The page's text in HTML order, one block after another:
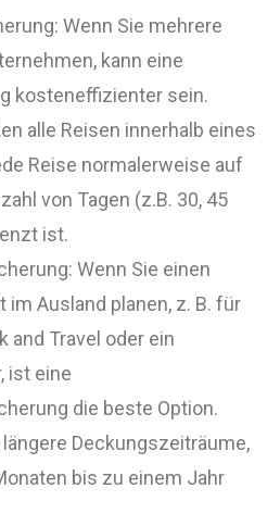
Wenn Sie mehrere
kann eine
kosteneffizienter sein.
alle Reisen innerhalb eines
Reise normalerweise auf
von Tagen (z.B. 30, 45
ist.
Wenn Sie einen
im Ausland planen, z. B. für
and Travel oder ein
ist eine
die beste Option.
Deckungszeiträume,
bis zu einem Jahr